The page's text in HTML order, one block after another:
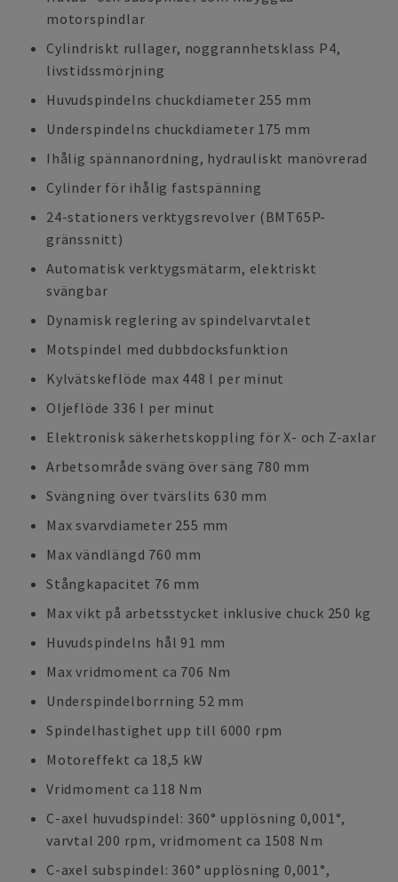
motorspindlar
Cylindriskt rullager, noggrannhetsklass P4,
livstidssmörjning
Huvudspindelns chuckdiameter 255 mm
Underspindelns chuckdiameter 175 mm
Ihålig spännanordning, hydrauliskt manövrerad
Cylinder för ihålig fastspänning
24-stationers verktygsrevolver (BMT65P-
gränssnitt)
Automatisk verktygsmätarm, elektriskt
svängbar
Dynamisk reglering av spindelvarvtalet
Motspindel med dubbdocksfunktion
Kylvätskeflöde max 448 l per minut
Oljeflöde 336 l per minut
Elektronisk säkerhetskoppling för X- och Z-axlar
Arbetsområde sväng över säng 780 mm
Svängning över tvärslits 630 mm
Max svarvdiameter 255 mm
Max vändlängd 760 mm
Stångkapacitet 76 mm
Max vikt på arbetsstycket inklusive chuck 250 kg
Huvudspindelns hål 91 mm
Max vridmoment ca 706 Nm
Underspindelborrning 52 mm
Spindelhastighet upp till 6000 rpm
Motoreffekt ca 18,5 kW
Vridmoment ca 118 Nm
C-axel huvudspindel: 360° upplösning 0,001°,
varvtal 200 rpm, vridmoment ca 1508 Nm
C-axel subspindel: 360° upplösning 0,001°,